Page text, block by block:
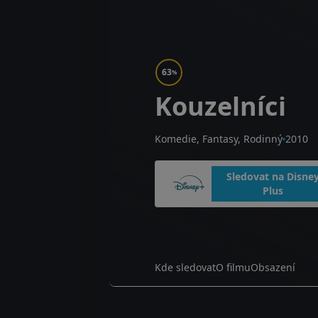
63%
Kouzelníci
Komedie, Fantasy, Rodinný 2010
Sledovat na
Plus
Kde sledovatO filmuObsazení